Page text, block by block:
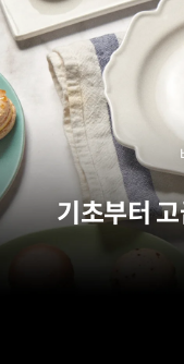
기초부터